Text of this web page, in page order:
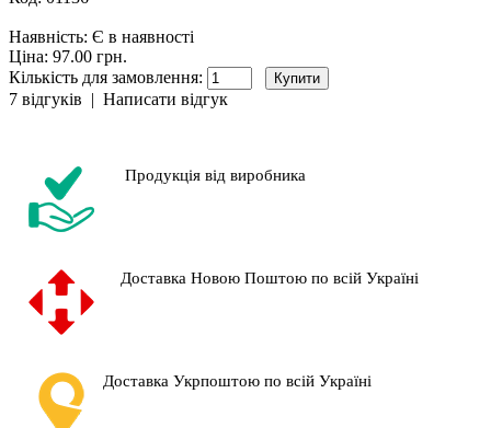
Наявність: Є в наявності
Ціна: 97.00 грн.
Кількість для замовлення:
7 відгуків | Написати відгук
Продукція від виробника
Доставка Новою Поштою по всій Україні
Доставка Укрпоштою по всій Україні